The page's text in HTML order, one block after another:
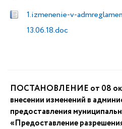
1.izmenenie-v-
13.06.18.doc
ПОСТАНОВЛЕНИЕ от 08
внесении изменений в
предоставления
«Предоставление